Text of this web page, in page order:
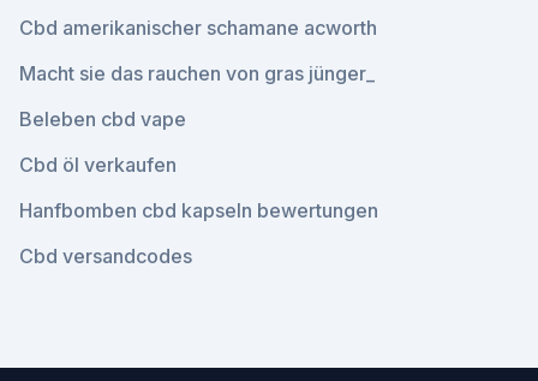
Cbd amerikanischer schamane acworth
Macht sie das rauchen von gras jünger_
Beleben cbd vape
Cbd öl verkaufen
Hanfbomben cbd kapseln bewertungen
Cbd versandcodes